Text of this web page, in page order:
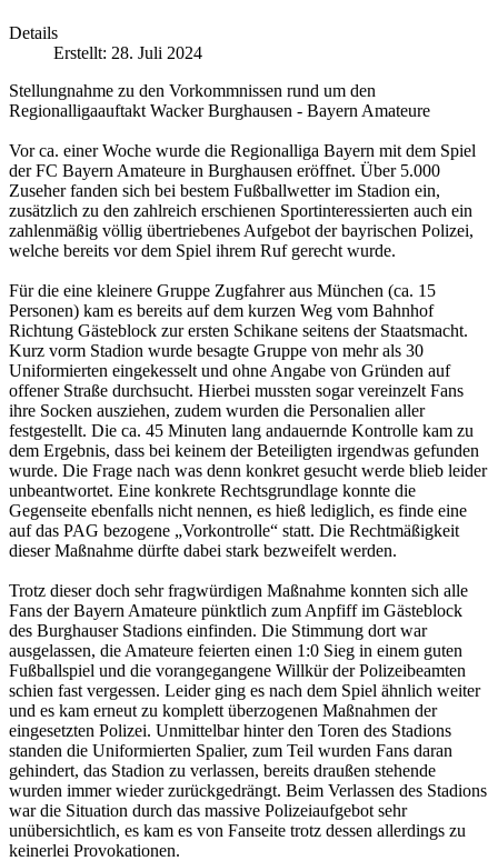
Details
Erstellt: 28. Juli 2024
Stellungnahme zu den Vorkommnissen rund um den
Regionalligaauftakt Wacker Burghausen - Bayern Amateure
Vor ca. einer Woche wurde die Regionalliga Bayern mit dem Spiel
der FC Bayern Amateure in Burghausen eröffnet. Über 5.000
Zuseher fanden sich bei bestem Fußballwetter im Stadion ein,
zusätzlich zu den zahlreich erschienen Sportinteressierten auch ein
zahlenmäßig völlig übertriebenes Aufgebot der bayrischen Polizei,
welche bereits vor dem Spiel ihrem Ruf gerecht wurde.
Für die eine kleinere Gruppe Zugfahrer aus München (ca. 15
Personen) kam es bereits auf dem kurzen Weg vom Bahnhof
Richtung Gästeblock zur ersten Schikane seitens der Staatsmacht.
Kurz vorm Stadion wurde besagte Gruppe von mehr als 30
Uniformierten eingekesselt und ohne Angabe von Gründen auf
offener Straße durchsucht. Hierbei mussten sogar vereinzelt Fans
ihre Socken ausziehen, zudem wurden die Personalien aller
festgestellt. Die ca. 45 Minuten lang andauernde Kontrolle kam zu
dem Ergebnis, dass bei keinem der Beteiligten irgendwas gefunden
wurde. Die Frage nach was denn konkret gesucht werde blieb leider
unbeantwortet. Eine konkrete Rechtsgrundlage konnte die
Gegenseite ebenfalls nicht nennen, es hieß lediglich, es finde eine
auf das PAG bezogene „Vorkontrolle“ statt. Die Rechtmäßigkeit
dieser Maßnahme dürfte dabei stark bezweifelt werden.
Trotz dieser doch sehr fragwürdigen Maßnahme konnten sich alle
Fans der Bayern Amateure pünktlich zum Anpfiff im Gästeblock
des Burghauser Stadions einfinden. Die Stimmung dort war
ausgelassen, die Amateure feierten einen 1:0 Sieg in einem guten
Fußballspiel und die vorangegangene Willkür der Polizeibeamten
schien fast vergessen. Leider ging es nach dem Spiel ähnlich weiter
und es kam erneut zu komplett überzogenen Maßnahmen der
eingesetzten Polizei. Unmittelbar hinter den Toren des Stadions
standen die Uniformierten Spalier, zum Teil wurden Fans daran
gehindert, das Stadion zu verlassen, bereits draußen stehende
wurden immer wieder zurückgedrängt. Beim Verlassen des Stadions
war die Situation durch das massive Polizeiaufgebot sehr
unübersichtlich, es kam es von Fanseite trotz dessen allerdings zu
keinerlei Provokationen.